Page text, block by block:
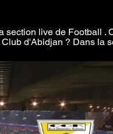
section live de Football .
d'Abidjan ? Dans la